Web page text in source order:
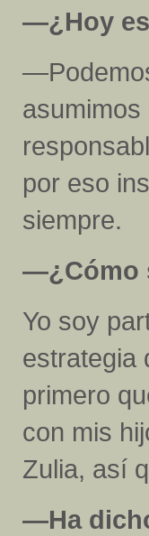
—¿Hoy
por eso
siempre.
—¿Cómo
Yo soy
estrategia
primero
con mis
Zulia, así
—Ha